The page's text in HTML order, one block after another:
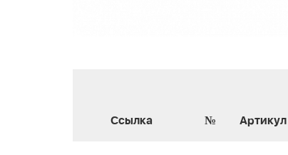
Ссылка № Артикул